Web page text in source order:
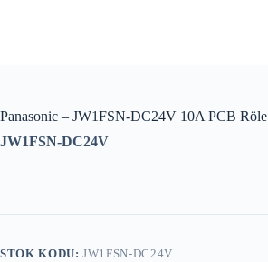
Panasonic – JW1FSN-DC24V 10A PCB Röle
JW1FSN-DC24V
STOK KODU:JW1FSN-DC24V